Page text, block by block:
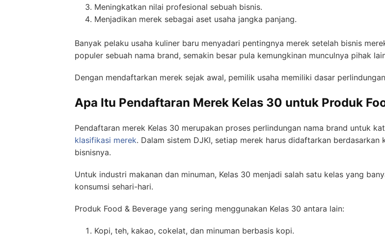
Meningkatkan nilai profesional sebuah bisnis.
Menjadikan merek sebagai aset usaha jangka panjang.
Banyak pelaku usaha kuliner baru menyadari pentingnya merek setelah bisnis
populer sebuah nama brand, semakin besar pula kemungkinan munculnya pihak
Dengan mendaftarkan merek sejak awal, pemilik usaha memiliki dasar
Apa Itu Pendaftaran Merek Kelas 30 untuk Produk
Pendaftaran merek Kelas 30 merupakan proses perlindungan nama brand untuk
klasifikasi merek. Dalam sistem DJKI, setiap merek harus didaftarkan
bisnisnya.
Untuk industri makanan dan minuman, Kelas 30 menjadi salah satu kelas yang
konsumsi sehari-hari.
Produk Food & Beverage yang sering menggunakan Kelas 30 antara lain:
Kopi, teh, kakao, cokelat, dan minuman berbasis kopi.